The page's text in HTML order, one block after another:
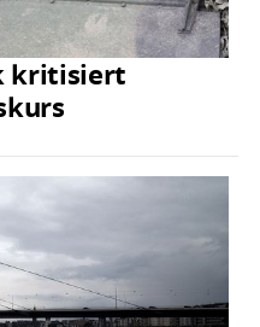
kritisiert